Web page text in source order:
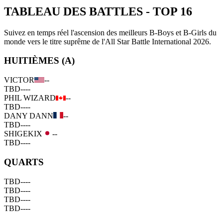
TABLEAU DES BATTLES - TOP 16
Suivez en temps réel l'ascension des meilleurs B-Boys et B-Girls du
monde vers le titre suprême de l'All Star Battle International 2026.
HUITIÈMES (A)
VICTOR
--
TBD----
PHIL WIZARD
--
TBD----
DANY DANN
--
TBD----
SHIGEKIX
--
TBD----
QUARTS
TBD----
TBD----
TBD----
TBD----